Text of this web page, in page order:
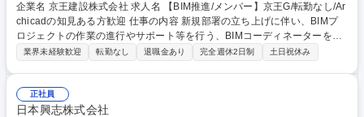
企業名 京王建設株式会社 求人名 【BIM推進/メンバー】京王G/転勤なし/Ar
chicadの知見ある方歓迎 仕事の内容 新規部署の立ち上げに伴い、BIMプ
ロジェクトの作業の進行やサポート等を行う、BIMコーディネーターをお
任せします。 ■BIMプロジェクトのサポートや、BIMモデルの作成や管理
駅ビル・学校・マンション・ホテル等の業務を扱っています。（案件比
率：京王グループ38.1％、民間60.4％、官公庁1.5％）【入社後】階層別
業界未経験歓迎 転勤なし 退職金あり 完全週休2日制 土日祝休み
正社員
日本興志株式会社